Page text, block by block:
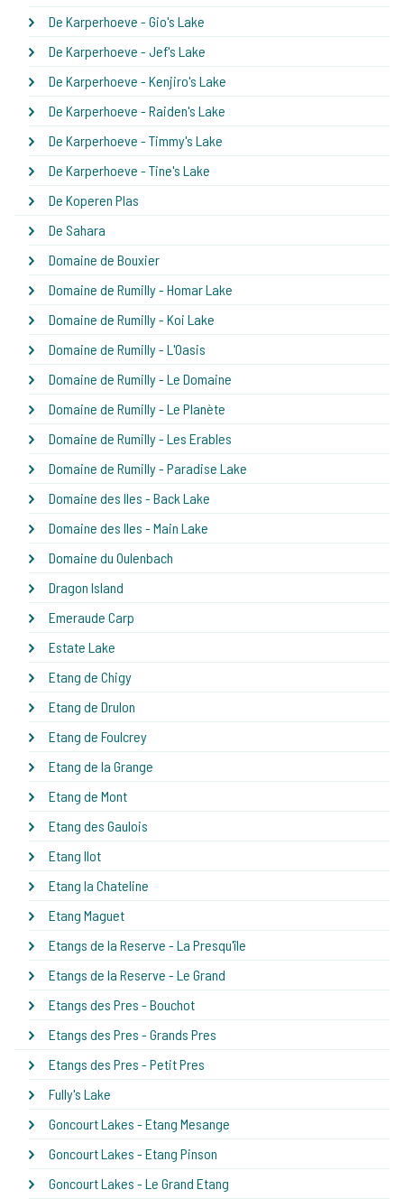
De Karperhoeve - Gio's Lake
De Karperhoeve - Jef's Lake
De Karperhoeve - Kenjiro's Lake
De Karperhoeve - Raiden's Lake
De Karperhoeve - Timmy's Lake
De Karperhoeve - Tine's Lake
De Koperen Plas
De Sahara
Domaine de Bouxier
Domaine de Rumilly - Homar Lake
Domaine de Rumilly - Koi Lake
Domaine de Rumilly - L'Oasis
Domaine de Rumilly - Le Domaine
Domaine de Rumilly - Le Planète
Domaine de Rumilly - Les Erables
Domaine de Rumilly - Paradise Lake
Domaine des Iles - Back Lake
Domaine des Iles - Main Lake
Domaine du Oulenbach
Dragon Island
Emeraude Carp
Estate Lake
Etang de Chigy
Etang de Drulon
Etang de Foulcrey
Etang de la Grange
Etang de Mont
Etang des Gaulois
Etang Ilot
Etang la Chateline
Etang Maguet
Etangs de la Reserve - La Presqu'île
Etangs de la Reserve - Le Grand
Etangs des Pres - Bouchot
Etangs des Pres - Grands Pres
Etangs des Pres - Petit Pres
Fully's Lake
Goncourt Lakes - Etang Mesange
Goncourt Lakes - Etang Pinson
Goncourt Lakes - Le Grand Etang